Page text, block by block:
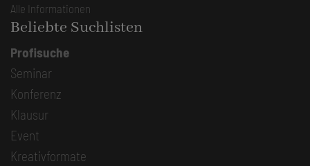
Alle Informationen
Beliebte Suchlisten
Profisuche
Seminar
Konferenz
Klausur
Event
Kreativformate